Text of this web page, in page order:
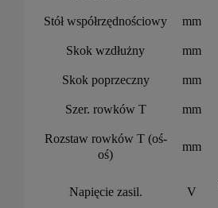
Stół współrzędnościowy mm
Skok wzdłużny mm
Skok poprzeczny mm
Szer. rowków T mm
Rozstaw rowków T (oś-
oś)
mm
Napięcie zasil. V